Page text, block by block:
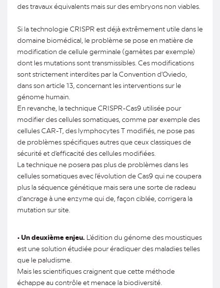
des travaux équivalents mais sur des embryons non viables.
Si la technologie CRISPR est déjà extrêmement utile dans le
domaine biomédical, le problème se pose en matière de
modification de cellule germinale (gamètes par exemple)
dont les mutations sont transmissibles. Ces modifications
sont strictement interdites par la Convention d'Oviedo,
dans son article 13, concernant les interventions sur le
génome humain.
En revanche, la technique CRISPR-Cas9 utilisée pour
modifier des cellules somatiques, comme par exemple des
cellules CAR-T, des lymphocytes T modifiés, ne pose pas
de problèmes spécifiques autres que ceux classiques de
sécurité et d'efficacité des cellules modifiées.
La technique ne posera pas plus de problèmes dans les
cellules somatiques avec l'évolution de Cas9 qui ne coupera
plus la séquence génétique mais sera une sorte de radeau
d'ancrage à une enzyme qui de, façon ciblée, corrigera la
mutation sur site.
•Un deuxième enjeu. L'édition du génome des moustiques
est une solution étudiée pour éradiquer des maladies telles
que le paludisme.
Mais les scientifiques craignent que cette méthode
échappe au contrôle et menace la biodiversité.